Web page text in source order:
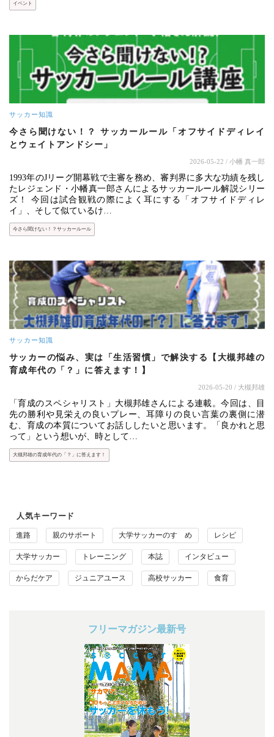
イベント
サッカー知識
今さら聞けない！？ サッカールール「オフサイドディレイ
とウェイトアンドシー」
2026-05-22 / 小幡 真一郎
1993年のJリーグ開幕戦で主審を務め、審判界に多大な功績を残し
たレジェンド・小幡真一郎さんによるサッカールール解説シリー
ズ！ 今回は試合観戦の際によく耳にする「オフサイドディレ
イ」、そして似ているけ…
今さら聞けない！？サッカールール
サッカー知識
サッカーの悩み、実は「生活習慣」で解決する【大槻邦雄の
育成年代の「？」に答えます！】
2026-05-20 / 大槻邦雄
「育成のスペシャリスト」大槻邦雄さんによる連載。今回は、目
先の勝利や見栄えの良いプレー、耳障りの良い言葉の裏側に潜
む、育成の本質についてお話ししたいと思います。「良かれと思
って」という想いが、時として…
大槻邦雄の育成年代の「？」に答えます！
人気キーワード
進路 親のサポート 大学サッカーのすゝめ レシピ
大学サッカー トレーニング 本誌 インタビュー
からだケア ジュニアユース 高校サッカー 食育
フリーマガジン最新号